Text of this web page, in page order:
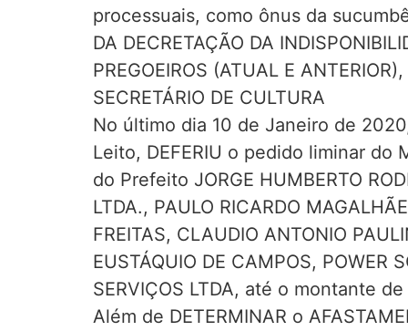
processuais, como ônus da
DA DECRETAÇÃO DA
PREGOEIROS (ATUAL E
SECRETÁRIO DE CULTURA
No último dia 10 de Janeiro de
Leito, DEFERIU o pedido liminar do
do Prefeito JORGE HUMBERTO
LTDA., PAULO RICARDO
FREITAS, CLAUDIO ANTONIO
EUSTÁQUIO DE CAMPOS, POWER
SERVIÇOS LTDA, até o montante
Além de DETERMINAR o